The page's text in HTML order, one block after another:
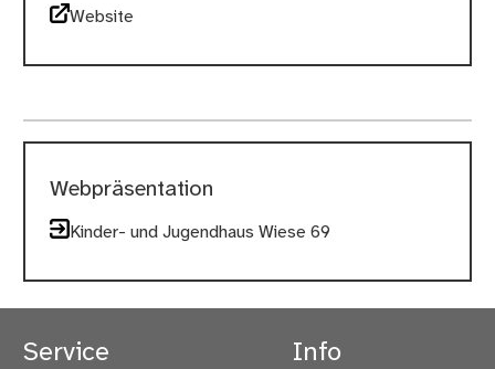
Website
Webpräsentation
Kinder- und Jugendhaus Wiese 69
Service Info